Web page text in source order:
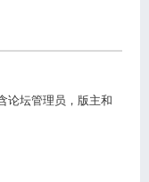
论坛管理员，版主和